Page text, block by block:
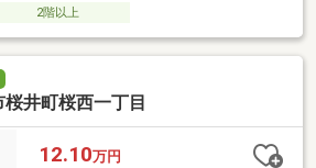
2階以上
井町桜西一丁目
12.10万円